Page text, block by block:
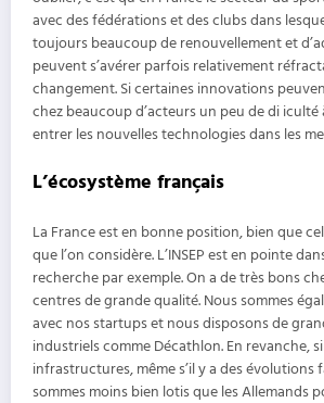
avec des fédérations et des clubs dans
toujours beaucoup de renouvellement et
peuvent s’avérer parfois relativement
changement. Si certaines innovations
chez beaucoup d’acteurs un peu de di iculté
entrer les nouvelles technologies dans les
L’écosystème français
La France est en bonne position, bien que
que l’on considère. L’INSEP est en pointe
recherche par exemple. On a de très bons
centres de grande qualité. Nous sommes
avec nos startups et nous disposons de
industriels comme Décathlon. En revanche,
infrastructures, même s’il y a des évolutions
sommes moins bien lotis que les Allemands